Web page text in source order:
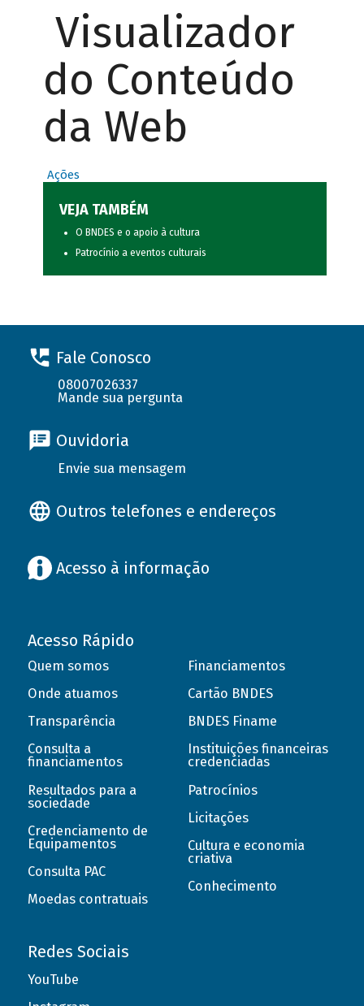
Visualizador
do Conteúdo
da Web
Ações
VEJA TAMBÉM
O BNDES e o apoio à cultura
Patrocínio a eventos culturais
Fale Conosco
08007026337
Mande sua pergunta
Ouvidoria
Envie sua mensagem
Outros telefones e endereços
Acesso à informação
Acesso Rápido
Quem somos
Onde atuamos
Transparência
Consulta a
financiamentos
Resultados para a
sociedade
Credenciamento de
Equipamentos
Consulta PAC
Moedas contratuais
Financiamentos
Cartão BNDES
BNDES Finame
Instituições financeiras
credenciadas
Patrocínios
Licitações
Cultura e economia
criativa
Conhecimento
Redes Sociais
YouTube